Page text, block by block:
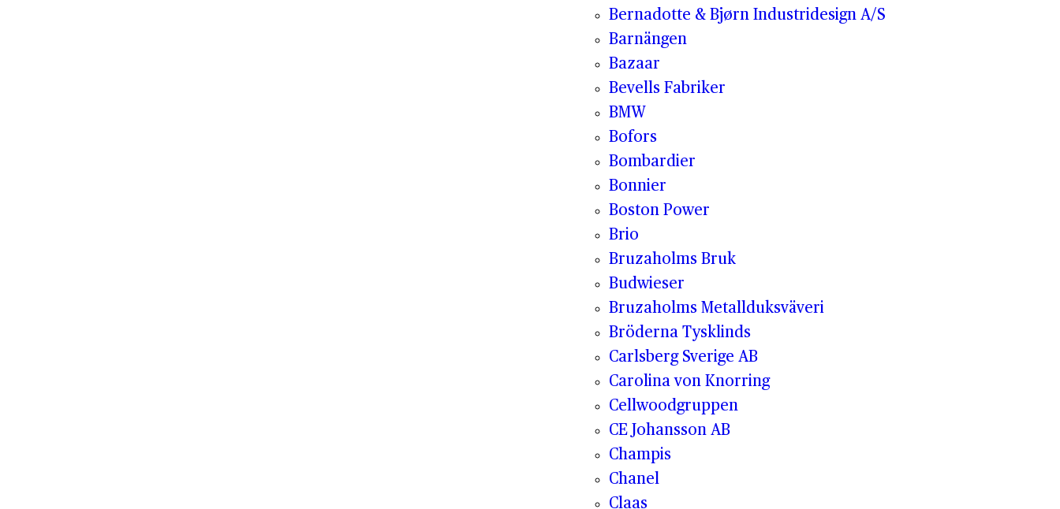
Bernadotte & Bjørn Industridesign A/S
Barnängen
Bazaar
Bevells Fabriker
BMW
Bofors
Bombardier
Bonnier
Boston Power
Brio
Bruzaholms Bruk
Budwieser
Bruzaholms Metallduksväveri
Bröderna Tysklinds
Carlsberg Sverige AB
Carolina von Knorring
Cellwoodgruppen
CE Johansson AB
Champis
Chanel
Claas